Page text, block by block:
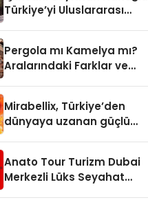
Türkiye’yi Uluslararası
Pergola mı Kamelya mı?
Aralarındaki Farklar ve
Mirabellix, Türkiye’den
dünyaya uzanan güçlü
Anato Tour Turizm Dubai
Merkezli Lüks Seyahat